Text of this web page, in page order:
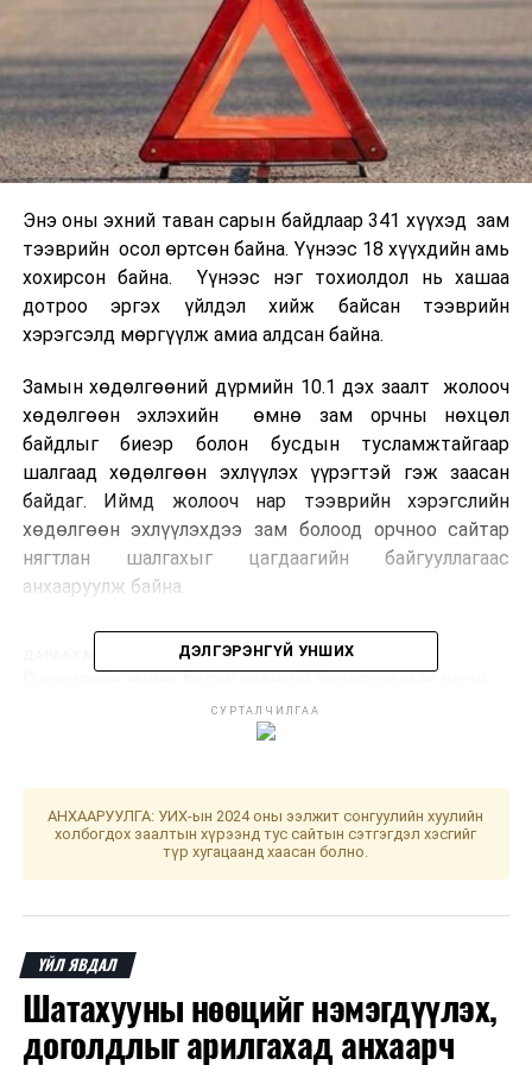
Энэ оны эхний таван сарын байдлаар 341 хүүхэд зам
тээврийн осол өртсөн байна. Үүнээс 18 хүүхдийн амь
хохирсон байна. Үүнээс нэг тохиолдол нь хашаа
дотроо эргэх үйлдэл хийж байсан тээврийн
хэрэгсэлд мөргүүлж амиа алдсан байна.
Замын хөдөлгөөний дүрмийн 10.1 дэх заалт жолооч
хөдөлгөөн эхлэхийн өмнө зам орчны нөхцөл
байдлыг биеэр болон бусдын тусламжтайгаар
шалгаад хөдөлгөөн эхлүүлэх үүрэгтэй гэж заасан
байдаг. Иймд жолооч нар тээврийн хэрэгслийн
хөдөлгөөн эхлүүлэхдээ зам болоод орчноо сайтар
нягтлан шалгахыг цагдаагийн байгууллагаас
анхааруулж байна.
Сургуулийн өмнөх болон ерөнхий боловсролын тухай
хуульд нэмэлт, өөрчлөлт оруулах тухай хуулийн төсөл
Б.Пүрэвдагва: Хүн төвтэй, хүүхдэд ээлтэй,
хүртээмжтэй хотын төлөө гол үйл ажиллагаагаа
чиглүүлэн ажиллаж байна
ДЭЛГЭРЭНГҮЙ УНШИХ
СУРТАЛЧИЛГАА
АНХААРУУЛГА: УИХ-ын 2024 оны ээлжит сонгуулийн хуулийн
холбогдох заалтын хүрээнд тус сайтын сэтгэгдэл хэсгийг
түр хугацаанд хаасан болно.
ҮЙЛ ЯВДАЛ
Шатахууны нөөцийг нэмэгдүүлэх,
доголдлыг арилгахад анхаарч